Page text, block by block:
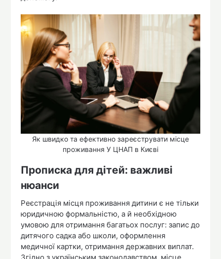
Як швидко та ефективно зареєструвати місце
проживання У ЦНАП в Києві
Прописка для дітей: важливі
нюанси
Реєстрація місця проживання дитини є не тільки
юридичною формальністю, а й необхідною
умовою для отримання багатьох послуг: запис до
дитячого садка або школи, оформлення
медичної картки, отримання державних виплат.